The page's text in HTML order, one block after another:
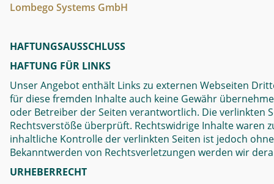
Lombego Systems GmbH
HAFTUNGSAUSSCHLUSS
HAFTUNG FÜR LINKS
Unser Angebot enthält Links zu externen Webseiten
für diese fremden Inhalte auch keine Gewähr
oder Betreiber der Seiten verantwortlich. Die verlinkten
Rechtsverstöße überprüft. Rechtswidrige Inhalte waren
inhaltliche Kontrolle der verlinkten Seiten ist jedoch
Bekanntwerden von Rechtsverletzungen werden wir
URHEBERRECHT